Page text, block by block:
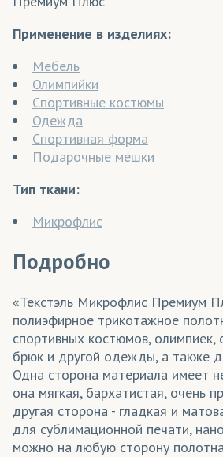
Применение в изделиях:
Мебель
Олимпийки
Спортивные костюмы
Одежда
Спортивная форма
Подарочные мешки
Тип ткани:
Микрофлис
Подробно
«Текстэль Микрофлис Премиум
полиэфирное трикотажное
спортивных костюмов, олимпиек,
брюк и другой одежды, а также
Одна сторона материала имеет
она мягкая, бархатистая, очень
другая сторона - гладкая и
для сублимационной печати,
можно на любую сторону